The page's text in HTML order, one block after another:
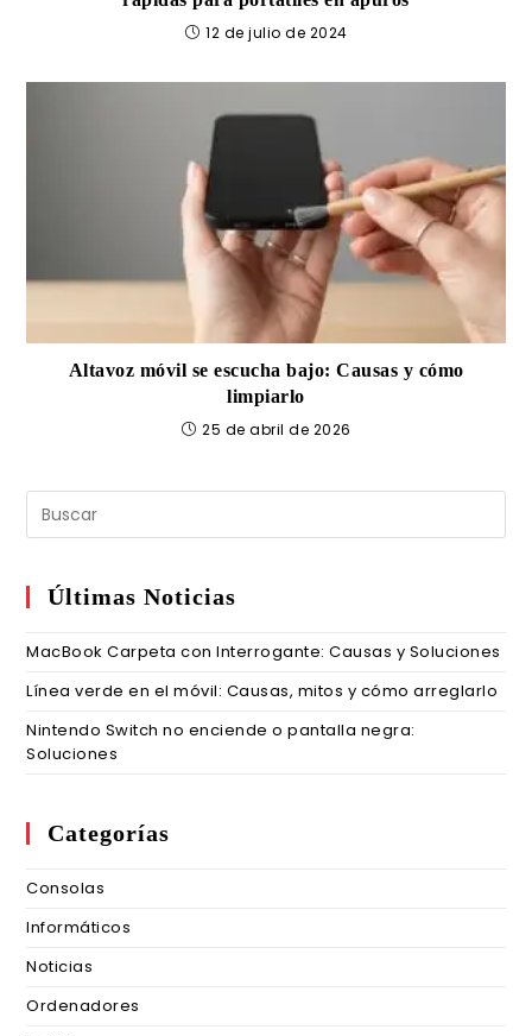
12 de julio de 2024
Altavoz móvil se escucha bajo: Causas y cómo
limpiarlo
25 de abril de 2026
Últimas Noticias
MacBook Carpeta con Interrogante: Causas y Soluciones
Línea verde en el móvil: Causas, mitos y cómo arreglarlo
Nintendo Switch no enciende o pantalla negra:
Soluciones
Categorías
Consolas
Informáticos
Noticias
Ordenadores